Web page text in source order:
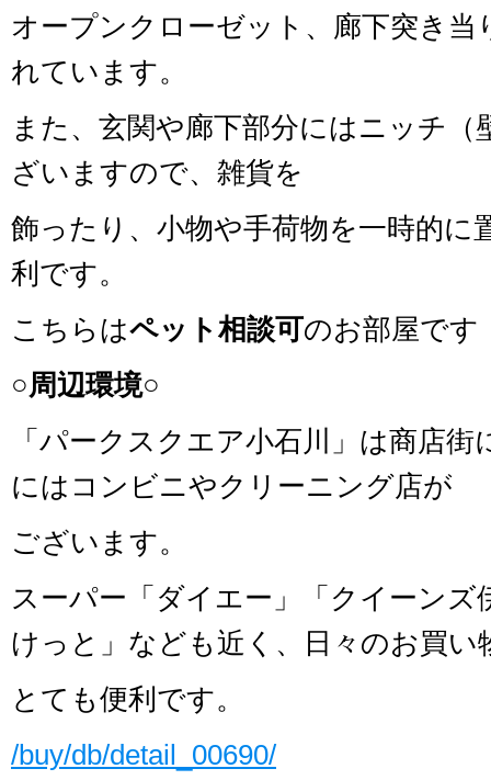
オープンクローゼット、廊下突き当
れています。
また、玄関や廊下部分にはニッチ（
ざいますので、雑貨を
飾ったり、小物や手荷物を一時的に
利です。
こちらはペット相談可のお部屋です
○周辺環境○
「パークスクエア小石川」は商店街
にはコンビニやクリーニング店が
ございます。
スーパー「ダイエー」「クイーンズ
けっと」なども近く、日々のお買い
とても便利です。
/buy/db/detail_00690/